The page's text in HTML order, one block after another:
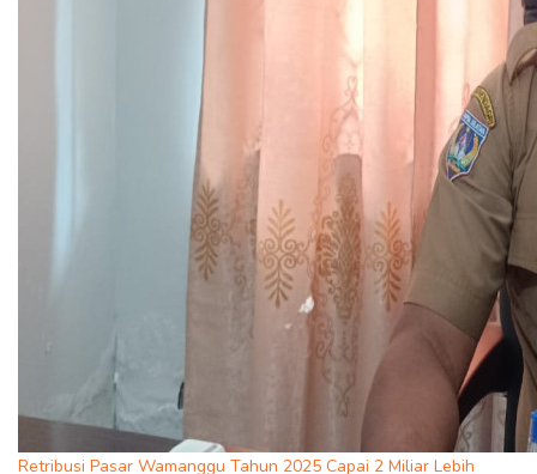
Retribusi Pasar Wamanggu Tahun 2025 Capai 2 Miliar Lebih